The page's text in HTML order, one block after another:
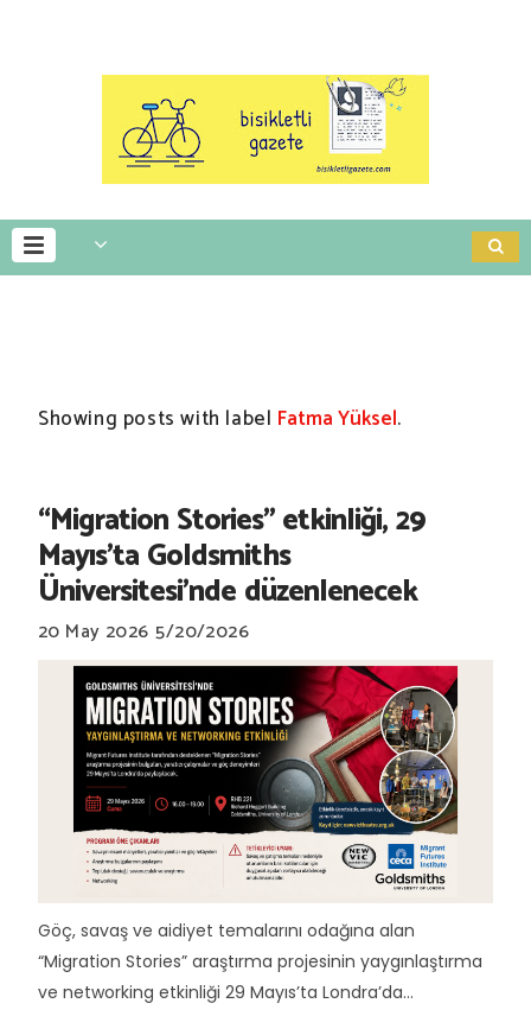
Showing posts with label Fatma Yüksel.
“Migration Stories" etkinliği, 29
Mayıs'ta Goldsmiths
Üniversitesi’nde düzenlenecek
20 May 2026 5/20/2026
Göç, savaş ve aidiyet temalarını odağına alan
“Migration Stories” araştırma projesinin yaygınlaştırma
ve networking etkinliği 29 Mayıs’ta Londra’da...